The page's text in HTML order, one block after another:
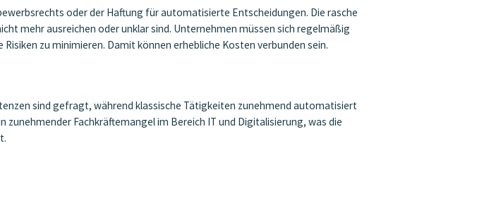
oder der Haftung für automatisierte Entscheidungen. Die rasche
mehr ausreichen oder unklar sind. Unternehmen müssen sich regelmäßig
zu minimieren. Damit können erhebliche Kosten verbunden sein.
sind gefragt, während klassische Tätigkeiten zunehmend automatisiert
Fachkräftemangel im Bereich IT und Digitalisierung, was die